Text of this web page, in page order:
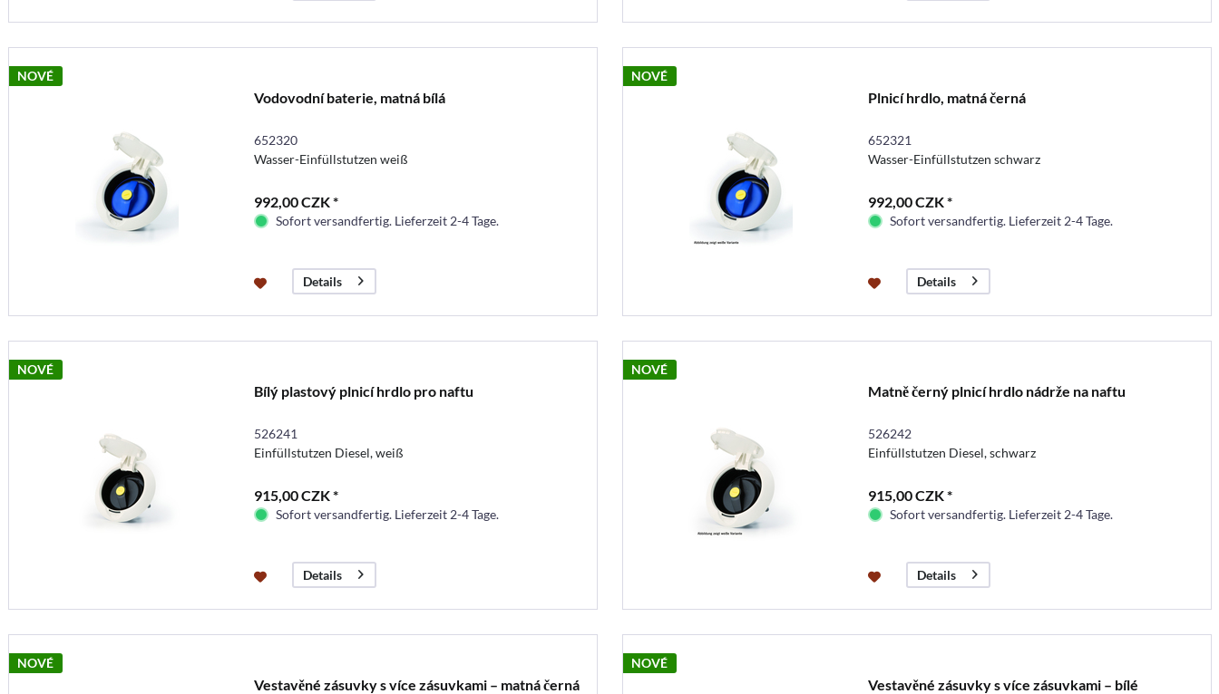
NOVÉ
Vodovodní baterie, matná bílá
652320
Wasser-Einfüllstutzen weiß
992,00 CZK *
Sofort versandfertig. Lieferzeit 2-4 Tage.
Details
NOVÉ
Plnicí hrdlo, matná černá
652321
Wasser-Einfüllstutzen schwarz
992,00 CZK *
Sofort versandfertig. Lieferzeit 2-4 Tage.
Details
NOVÉ
Bílý plastový plnicí hrdlo pro naftu
526241
Einfüllstutzen Diesel, weiß
915,00 CZK *
Sofort versandfertig. Lieferzeit 2-4 Tage.
Details
NOVÉ
Matně černý plnicí hrdlo nádrže na naftu
526242
Einfüllstutzen Diesel, schwarz
915,00 CZK *
Sofort versandfertig. Lieferzeit 2-4 Tage.
Details
NOVÉ
Vestavěné zásuvky s více zásuvkami – matná černá
NOVÉ
Vestavěné zásuvky s více zásuvkami – bílé